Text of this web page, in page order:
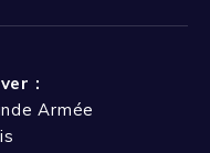
:
Armée